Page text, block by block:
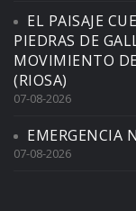
EL PAISAJE
PIEDRAS DE
MOVIMIENTO
(RIOSA)
07-08-2026
EMERGENCIA
07-08-2026